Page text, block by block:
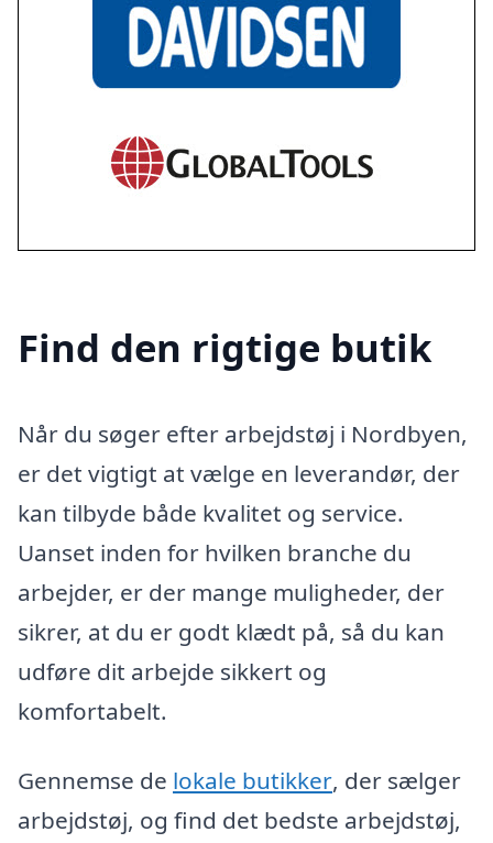
Find den rigtige butik
Når du søger efter arbejdstøj i Nordbyen,
er det vigtigt at vælge en leverandør, der
kan tilbyde både kvalitet og service.
Uanset inden for hvilken branche du
arbejder, er der mange muligheder, der
sikrer, at du er godt klædt på, så du kan
udføre dit arbejde sikkert og
komfortabelt.
Gennemse de lokale butikker, der sælger
arbejdstøj, og find det bedste arbejdstøj,